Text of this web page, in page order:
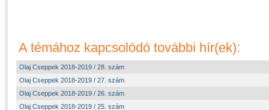
A témához kapcsolódó további hír(ek):
Olaj Cseppek 2018-2019 / 28. szám
Olaj Cseppek 2018-2019 / 27. szám
Olaj Cseppek 2018-2019 / 26. szám
Olaj Cseppek 2018-2019 / 25. szám